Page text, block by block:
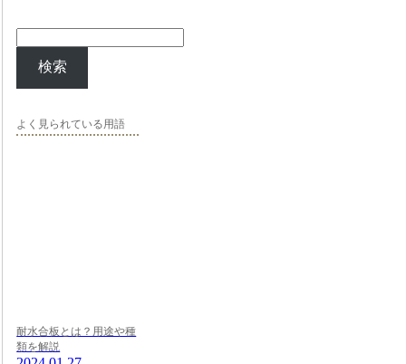
検索
よく見られている用語
耐水合板とは？用途や種
類を解説